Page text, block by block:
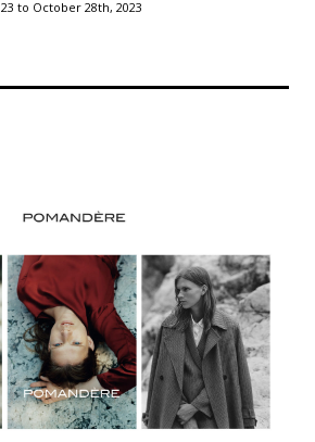
23 to October 28th, 2023